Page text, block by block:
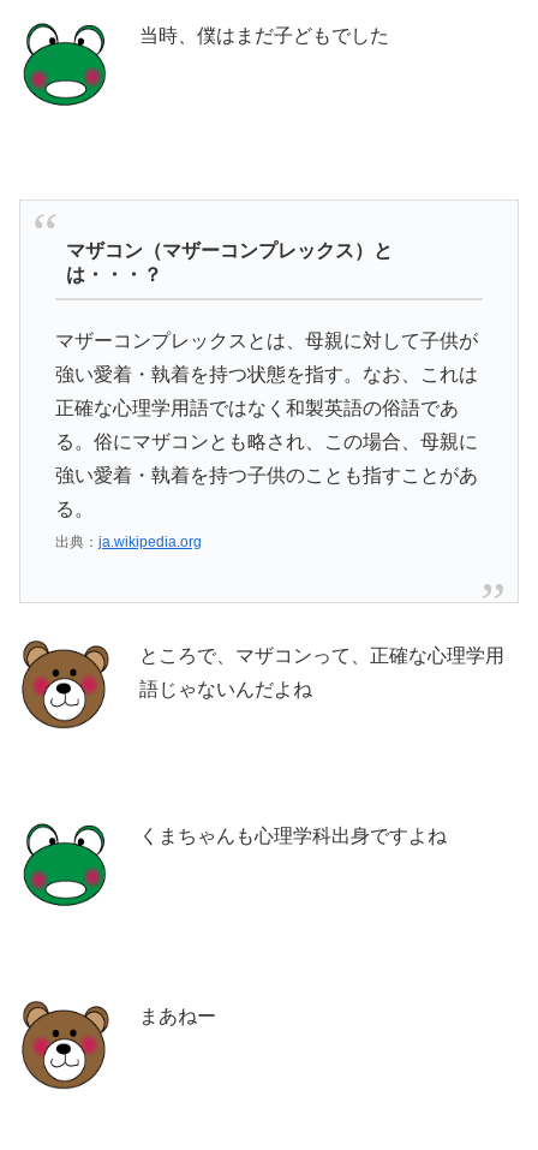
当時、僕はまだ子どもでした
マザコン（マザーコンプレックス）と
は・・・？
マザーコンプレックスとは、母親に対して子供が
強い愛着・執着を持つ状態を指す。なお、これは
正確な心理学用語ではなく和製英語の俗語であ
る。俗にマザコンとも略され、この場合、母親に
強い愛着・執着を持つ子供のことも指すことがあ
る。
出典： ja.wikipedia.org
ところで、マザコンって、正確な心理学用
語じゃないんだよね
くまちゃんも心理学科出身ですよね
まあねー